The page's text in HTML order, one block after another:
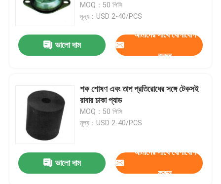
MOQ：50 পিসি
মূল্য：USD 2-40/PCS
ভালো দাম
আমাদের সাথে যোগাযোগ
করুন
শক শোষণ এবং তাপ প্রতিরোধের সঙ্গে টেকসই
রাবার চাকা প্যাড
MOQ：50 পিসি
মূল্য：USD 2-40/PCS
ভালো দাম
আমাদের সাথে যোগাযোগ
করুন